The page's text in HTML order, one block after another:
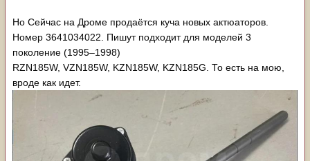
Но Сейчас на Дроме продаётся куча новых актюаторов.
Номер 3641034022. Пишут подходит для моделей 3
поколение (1995⁠–⁠1998)
RZN185W, VZN185W, KZN185W, KZN185G. То есть на мою,
вроде как идет.